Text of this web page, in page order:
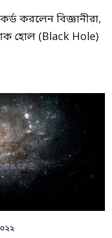
করলেন বিজ্ঞানীরা,
হোল (Black Hole)